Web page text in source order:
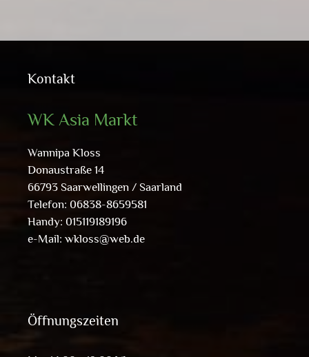
Kontakt
WK Asia Markt
Wannipa Kloss
Donaustraße 14
66793 Saarwellingen / Saarland
Telefon: 06838-8659581
Handy: 015119189196
e-Mail: wkloss@web.de
Öffnungszeiten